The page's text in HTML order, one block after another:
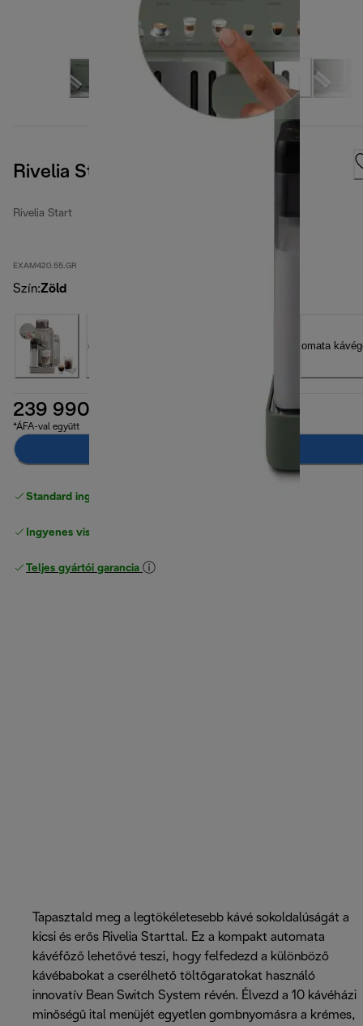
Rivelia Start Jade Green
Rivelia Start
EXAM420.55.GR
Szín:Zöld
239 990 Ft
*ÁFA-val együtt
Standard ingyenes kiszállítás
Ingyenes visszaküldés
Teljes gyártói garancia
Tapasztald meg a legtökéletesebb kávé sokoldalúságát a
kicsi és erős Rivelia Starttal. Ez a kompakt automata
kávéfőző lehetővé teszi, hogy felfedezd a különböző
kávébabokat a cserélhető töltőgaratokat használó
innovatív Bean Switch System révén. Élvezd a 10 kávéházi
minőségű ital menüjét egyetlen gombnyomásra a krémes,